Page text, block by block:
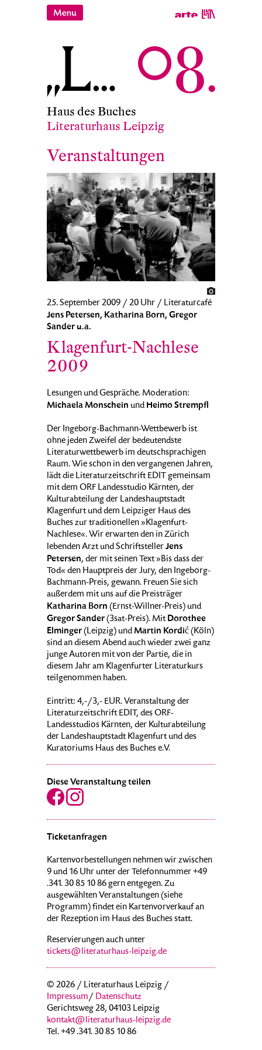
Haus des Buches
Literaturhaus Leipzig
Veranstaltungen
25. September 2009 / 20 Uhr / Literaturcafé
Jens Petersen, Katharina Born, Gregor
Sander u.a.
Klagenfurt-Nachlese
2009
Lesungen und Gespräche. Moderation:
Michaela Monschein undHeimo Strempfl
Der Ingeborg-Bachmann-Wettbewerb ist
ohne jeden Zweifel der bedeutendste
Literaturwettbewerb im deutschsprachigen
Raum. Wie schon in den vergangenen Jahren,
lädt die Literaturzeitschrift EDIT gemeinsam
mit dem ORF Landesstudio Kärnten, der
Kulturabteilung der Landeshauptstadt
Klagenfurt und dem Leipziger Haus des
Buches zur traditionellen »Klagenfurt-
Nachlese«. Wir erwarten den in Zürich
lebenden Arzt und SchriftstellerJens
Petersen, der mit seinen Text »Bis dass der
Tod« den Hauptpreis der Jury, den Ingeborg-
Bachmann-Preis, gewann. Freuen Sie sich
außerdem mit uns auf die Preisträger
Katharina Born (Ernst-Willner-Preis) und
Gregor Sander(3sat-Preis). MitDorothee
Elminger(Leipzig) undMartin Kordić(Köln)
sind an diesem Abend auch wieder zwei ganz
junge Autoren mit von der Partie, die in
diesem Jahr am Klagenfurter Literaturkurs
teilgenommen haben.
Eintritt: 4,-/3,- EUR. Veranstaltung der
Literaturzeitschrift EDIT, des ORF-
Landesstudios Kärnten, der Kulturabteilung
der Landeshauptstadt Klagenfurt und des
Kuratoriums Haus des Buches e.V.
Diese Veranstaltung teilen
Ticketanfragen
Kartenvorbestellungen nehmen wir zwischen
9 und 16 Uhr unter der Telefonnummer +49
.341. 30 85 10 86 gern entgegen. Zu
ausgewählten Veranstaltungen (siehe
Programm) findet ein Kartenvorverkauf an
der Rezeption im Haus des Buches statt.
Reservierungen auch unter
tickets@literaturhaus-leipzig.de
© 2026 / Literaturhaus Leipzig /
Impressum/ Datenschutz
Gerichtsweg 28, 04103 Leipzig
kontakt@literaturhaus-leipzig.de
Tel. +49 .341. 30 85 10 86